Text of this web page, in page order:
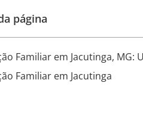
página
Familiar em Jacutinga,
Familiar em Jacutinga